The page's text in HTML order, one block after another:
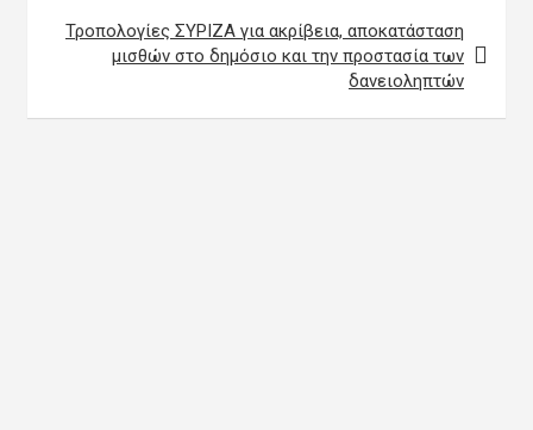
Τροπολογίες ΣΥΡΙΖΑ για ακρίβεια, αποκατάσταση
μισθών στο δημόσιο και την προστασία των
δανειοληπτών